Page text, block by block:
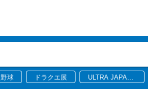
球 ドラクエ展
ULTRA JAPAN